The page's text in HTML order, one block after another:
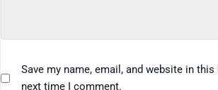
Save my name, email, and website in
next time I comment.